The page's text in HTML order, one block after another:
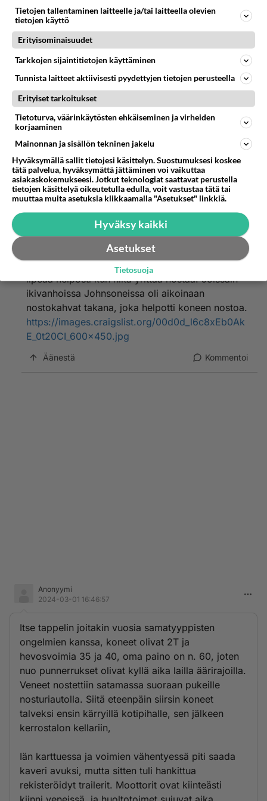
Aloituksessa on kysymys 85 kg:n painosta!
Ok. Niinhän se onkin. Se on kyllä jo liikaa
käsipelissä. Kaatuu varmasti.
Äänestä Kommentoi
Anonyymi
2024-03-02 19:44:01
Anonyymi
Ok. Niinhän se onkin. Se on kyllä jo liikaa käsipelissä.
Kaatuu varmasti.
tangon päihin ja kyykkää tai vetää maasta, mutta
perämoottori on siitä hankala nostaa ettei siitä
saa kunnon otetta mistään. Varsinki nykyiset 4-t
koneet on niin pyöreitä muodoltaan että ote
lipeää helposti kun niitä yrittää nostaa. Joissain
ikivanhoissa Johnsoneissa oli aikoinaan
nostokahvat takana, joka helpotti koneen nostoa.
https://images.craigslist.org/00d0d_l6c8xEb0Ak
E_0t20CI_600x450.jpg
Äänestä Kommentoi
Anonyymi
2024-03-01 16:46:57
Itse tappelin joitakin vuosia samatyyppisten
ongelmien kanssa, koneet olivat 2T ja
hevosvoimia 35 ja 40, oma paino on n. 60, joten
nuo punnerrukset olivat kyllä aika lailla äärirajoilla.
Veneet nostettiin satamassa suoraan pukeille
nosturiautolla. Siitä eteenpäin siirsin koneet
talveksi ensin kärryillä kotipihalle, sen jälkeen
kerrostalon kellariin,
Iän karttuessa ja voimien vähentyessä piti saada
kaveri avuksi, mutta sitten tuli hankittua
rekisteröidyt trailerit. Moottorit ovat kiinteästi
Tietojen tallentaminen laitteelle ja/tai laitteella olevien
tietojen käyttö
Erityisominaisuudet
Tarkkojen sijaintitietojen käyttäminen
Tunnista laitteet aktiivisesti pyydettyjen tietojen perusteella
Erityiset tarkoitukset
Tietoturva, väärinkäytösten ehkäiseminen ja virheiden
korjaaminen
Mainonnan ja sisällön tekninen jakelu
Hyväksymällä sallit tietojesi käsittelyn. Suostumuksesi koskee
tätä palvelua, hyväksymättä jättäminen voi vaikuttaa
asiakaskokemukseesi. Jotkut teknologiat saattavat perustella
tietojen käsittelyä oikeutetulla edulla, voit vastustaa tätä tai
muuttaa muita asetuksia klikkaamalla "Asetukset" linkkiä.
Hyväksy kaikki
Asetukset
Tietosuoja